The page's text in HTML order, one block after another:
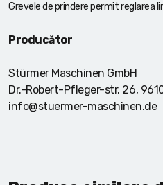
Grevele de prindere permit reglarea
Producător
Stürmer Maschinen GmbH
Dr.-Robert-Pfleger-str. 26,
info@stuermer-maschinen.de